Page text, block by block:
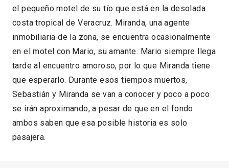
el pequeño motel de su tío que está en la desolada
costa tropical de Veracruz. Miranda, una agente
inmobiliaria de la zona, se encuentra ocasionalmente
en el motel con Mario, su amante. Mario siempre llega
tarde al encuentro amoroso, por lo que Miranda tiene
que esperarlo. Durante esos tiempos muertos,
Sebastián y Miranda se van a conocer y poco a poco
se irán aproximando, a pesar de que en el fondo
ambos saben que esa posible historia es solo
pasajera.